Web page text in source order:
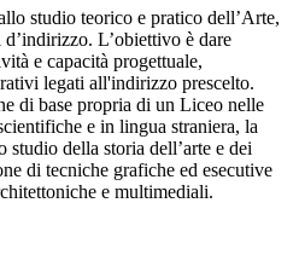
studio teorico e pratico dell’Arte,
L’obiettivo è dare
e capacità progettuale,
legati all'indirizzo prescelto.
di base propria di un Liceo nelle
e in lingua straniera, la
della storia dell’arte e dei
di tecniche grafiche ed esecutive
e multimediali.